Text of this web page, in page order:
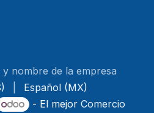
nombre de la empresa
Español (MX)
- El mejorComercio